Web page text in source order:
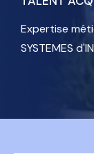
Expertise
SYSTEMES